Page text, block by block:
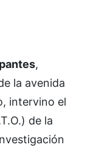
,
la avenida
intervino el
de la